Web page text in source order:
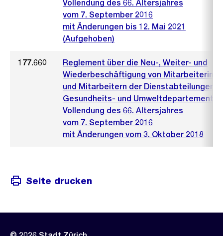
Vollendung des 66. Altersjahres
vom 7. September 2016
mit Änderungen bis 12. Mai 2021
(Aufgehoben)
177.660
Reglement über die Neu-, Weiter- und
Wiederbeschäftigung von
und Mitarbeitern der Dienstabteilungen
Gesundheits- und Umweltdepartements
Vollendung des 66. Altersjahres
vom 7. September 2016
mit Änderungen vom 3. Oktober 2018
Seite drucken